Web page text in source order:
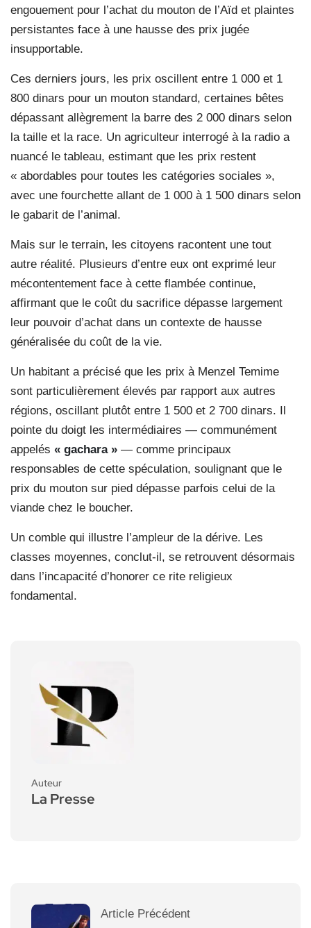
engouement pour l’achat du mouton de l’Aïd et plaintes
persistantes face à une hausse des prix jugée
insupportable.
Ces derniers jours, les prix oscillent entre 1 000 et 1
800 dinars pour un mouton standard, certaines bêtes
dépassant allègrement la barre des 2 000 dinars selon
la taille et la race. Un agriculteur interrogé à la radio a
nuancé le tableau, estimant que les prix restent
« abordables pour toutes les catégories sociales »,
avec une fourchette allant de 1 000 à 1 500 dinars selon
le gabarit de l’animal.
Mais sur le terrain, les citoyens racontent une tout
autre réalité. Plusieurs d’entre eux ont exprimé leur
mécontentement face à cette flambée continue,
affirmant que le coût du sacrifice dépasse largement
leur pouvoir d’achat dans un contexte de hausse
généralisée du coût de la vie.
Un habitant a précisé que les prix à Menzel Temime
sont particulièrement élevés par rapport aux autres
régions, oscillant plutôt entre 1 500 et 2 700 dinars. Il
pointe du doigt les intermédiaires — communément
appelés « gachara » — comme principaux
responsables de cette spéculation, soulignant que le
prix du mouton sur pied dépasse parfois celui de la
viande chez le boucher.
Un comble qui illustre l’ampleur de la dérive. Les
classes moyennes, conclut-il, se retrouvent désormais
dans l’incapacité d’honorer ce rite religieux
fondamental.
Auteur
La Presse
Article Précédent